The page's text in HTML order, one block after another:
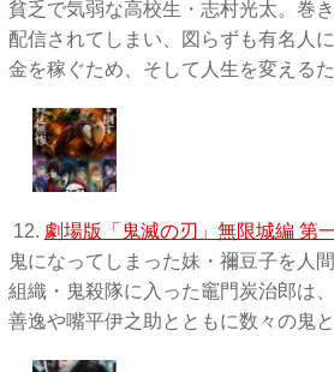
貧乏で気弱な高校生・志村光太。巻
配信されてしまい、図らずも有名人に
金を稼ぐため、そして人生を変えるた
12. 劇場版「鬼滅の刃」無限城編 第
鬼になってしまった妹・禰󠄀豆子を人
組織・鬼殺隊に入った竈門炭治郎は
善逸や嘴平伊之助とともに数々の鬼